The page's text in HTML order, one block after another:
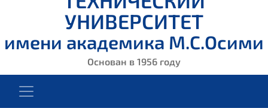
УНИВЕРСИТЕТ
имени академика М.С.Осими
Основан в 1956 году